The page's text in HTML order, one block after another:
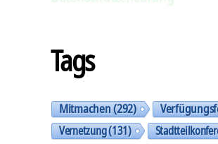
Tags
Mitmachen(292)
Vernetzung(131)